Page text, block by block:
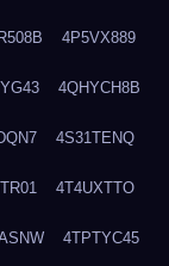
4P5VX889
4QHYCH8B
4S31TENQ
4T4UXTTO
4TPTYC45